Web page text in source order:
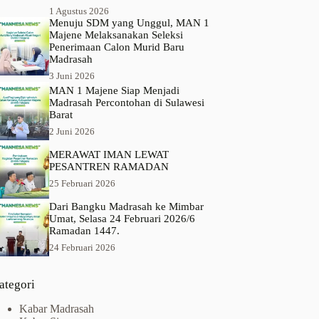
1 Agustus 2026
Menuju SDM yang Unggul, MAN 1
Majene Melaksanakan Seleksi
Penerimaan Calon Murid Baru
Madrasah
3 Juni 2026
MAN 1 Majene Siap Menjadi
Madrasah Percontohan di Sulawesi
Barat
2 Juni 2026
MERAWAT IMAN LEWAT
PESANTREN RAMADAN
25 Februari 2026
Dari Bangku Madrasah ke Mimbar
Umat, Selasa 24 Februari 2026/6
Ramadan 1447.
24 Februari 2026
Kabar Madrasah